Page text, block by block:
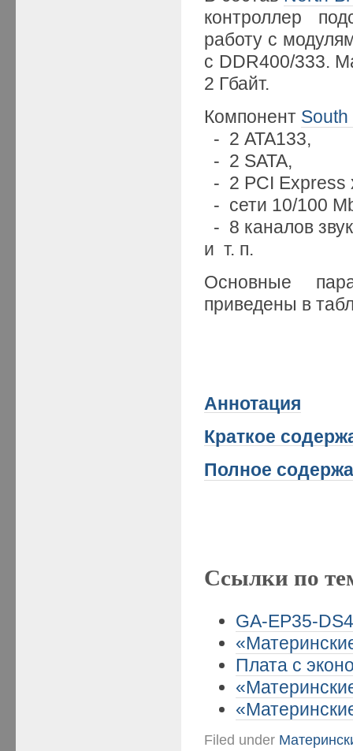
контроллер
работу с
с DDR400/333.
2 Гбайт.
Компонент
- 2 ATA133,
- 2 SATA,
- 2 PCI Express
- сети 10/100
- 8 каналов
и т. п.
Основные
приведены в
Аннотация
Краткое
Полное
Ссылки по
GA-EP35-
Плата с
Filed under